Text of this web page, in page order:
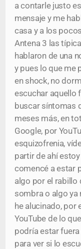
a contarle justo
mensaje y me
casa y a los
Antena 3 las
hablaron de una
y pues lo que me
en shock, no
escuchar aquello
buscar síntomas
meses más, en
Google, por
esquizofrenia,
partir de ahí
comencé a estar
algo por el rabillo
sombra o algo ya
he alucinado, por
YouTube de lo
podría estar
para ver si lo